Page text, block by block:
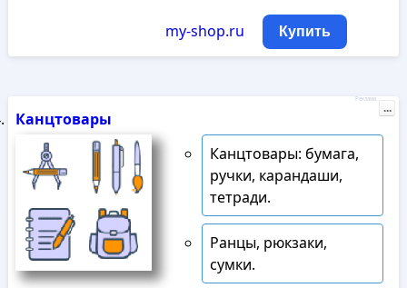
my-shop.ru Купить
Канцтовары
Канцтовары: бумага,
ручки, карандаши,
тетради.
Ранцы, рюкзаки,
сумки.
Реклама
...